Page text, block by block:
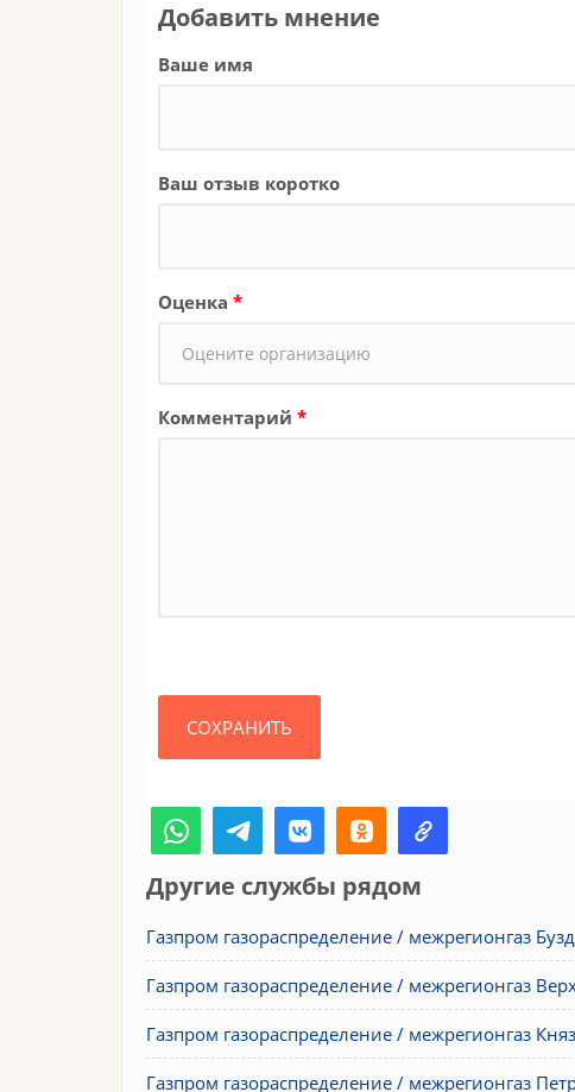
Добавить мнение
Ваше имя
Ваш отзыв коротко
Оценка *
Комментарий *
Другие службы рядом
Газпром газораспределение / межрегионгаз
Газпром газораспределение / межрегионгаз
Газпром газораспределение / межрегионгаз
Газпром газораспределение / межрегионгаз